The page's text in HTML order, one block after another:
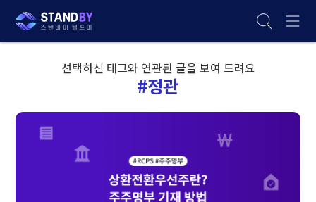
#정관
선택하신 태그와 연관된 글을 보여 드려요